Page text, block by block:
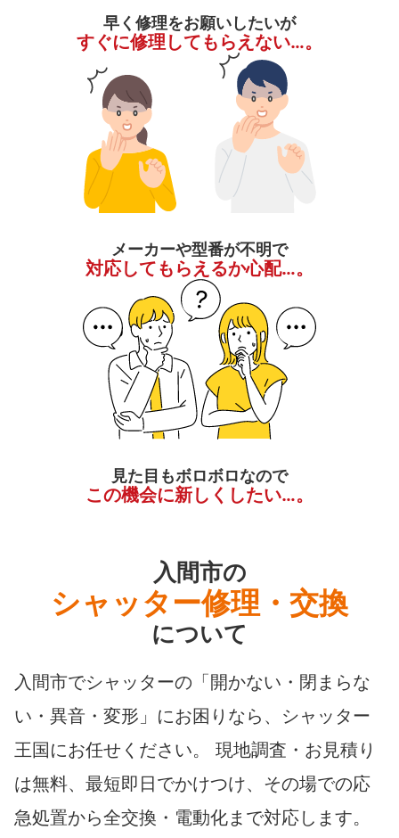
早く修理をお願いしたいが
すぐに修理してもらえない…。
メーカーや型番が不明で
対応してもらえるか心配…。
見た目もボロボロなので
この機会に新しくしたい…。
入間市の
シャッター修理・交換
について
入間市でシャッターの「開かない・閉まらな
い・異音・変形」にお困りなら、シャッター
王国にお任せください。 現地調査・お見積り
は無料、最短即日でかけつけ、その場での応
急処置から全交換・電動化まで対応します。